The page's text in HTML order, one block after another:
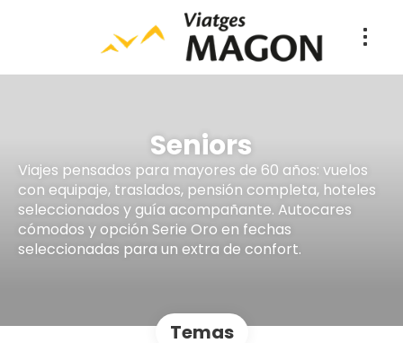
Seniors
Viajes pensados para mayores de 60 años: vuelos
con equipaje, traslados, pensión completa, hoteles
seleccionados y guía acompañante. Autocares
cómodos y opción Serie Oro en fechas
seleccionadas para un extra de confort.
Temas